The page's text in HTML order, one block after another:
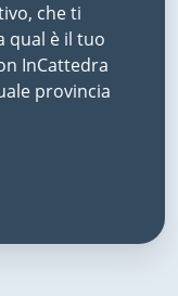
che ti
qual è il tuo
InCattedra
provincia